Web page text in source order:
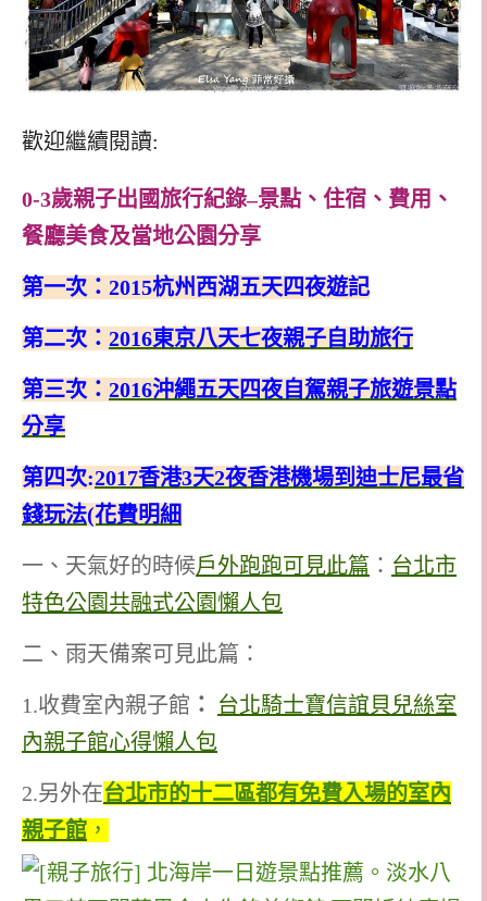
歡迎繼續閱讀:
0-3歲親子出國旅行紀錄–景點、住宿、費用、
餐廳美食及當地公園分享
第一次： 2015杭州西湖五天四夜遊記
第二次： 2016東京八天七夜親子自助旅行
第三次： 2016沖繩五天四夜自駕親子旅遊景點
分享
第四次:2017香港3天2夜香港機場到迪士尼最省
錢玩法(花費明細
一、天氣好的時候戶外跑跑可見此篇 ： 台北市
特色公園共融式公園懶人包
二、雨天備案可見此篇：
1.收費室內親子館 ：
台北騎士寶信誼貝兒絲室
內親子館心得懶人包
2.另外在台北市的十二區都有免費入場的室內
親子館 ，